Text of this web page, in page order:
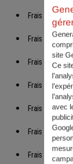
Frais
Frais IP CAPI
Frais IP VIE
Frais KAORI
Frais KAORI
Frais
Frais
site
Ce
avec